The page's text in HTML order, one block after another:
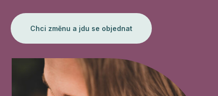
Chci změnu a jdu se objednat